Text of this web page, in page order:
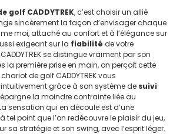
golf CADDYTREK, c’est choisir un allié
sincèrement la façon d’envisager chaque
moi, attaché au confort et à l’élégance sur
exigeant sur la fiabilité de votre
se distingue vraiment par son
la première prise en main, on perçoit cette
de golf CADDYTREK vous
grâce à son système de suivi
la moindre contrainte liée au
sensation qui en découle est d’une
tel point que l’on redécouvre le plaisir du jeu,
sa stratégie et son swing, avec l’esprit léger.